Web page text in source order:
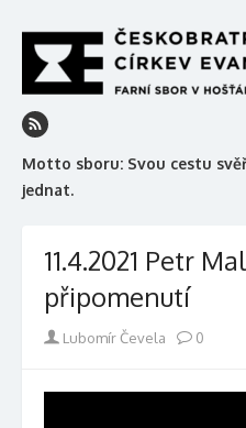
to
content
Motto sboru: Svou cestu
jednat.
11.4.2021 Petr
připomenutí
Author
Lubomír Čevela 0